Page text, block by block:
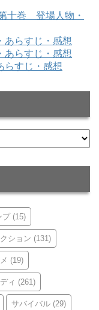
十巻 登場人物・
らすじ・感想
らすじ・感想
すじ・感想
プ(15)
ション (131)
(19)
ィ (261)
サバイバル (29)